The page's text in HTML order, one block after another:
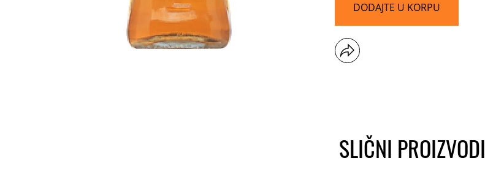
DODAJTE U KORPU
SLIČNI PROIZVODI